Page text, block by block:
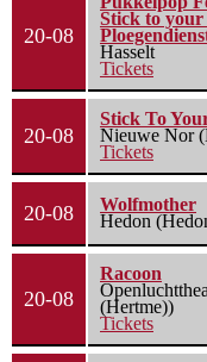
20-08
Stick to your
Hasselt
Tickets
20-08
Stick To
Nieuwe Nor
Tickets
20-08
Wolfmother
Hedon
20-08
Racoon
(Hertme))
Tickets